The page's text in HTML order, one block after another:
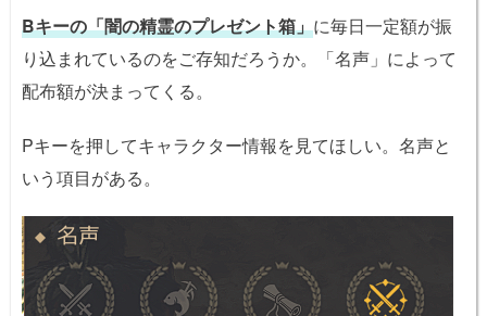
Bキーの「闇の精霊のプレゼント箱」に毎日一定額が振
り込まれているのをご存知だろうか。「名声」によって
配布額が決まってくる。
Pキーを押してキャラクター情報を見てほしい。名声と
いう項目がある。